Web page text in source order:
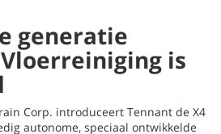
generatie
is
Corp. introduceert Tennant de X4
autonome, speciaal ontwikkelde